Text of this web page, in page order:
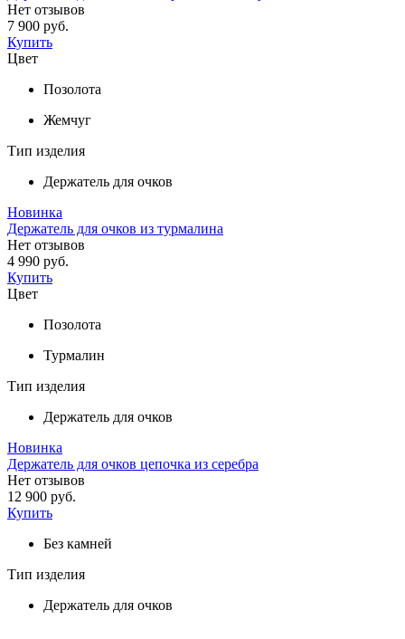
Нет отзывов
7 900 руб.
Купить
Цвет
Позолота
Жемчуг
Тип изделия
Держатель для очков
Новинка
Держатель для очков из турмалина
Нет отзывов
4 990 руб.
Купить
Цвет
Позолота
Турмалин
Тип изделия
Держатель для очков
Новинка
Держатель для очков цепочка из серебра
Нет отзывов
12 900 руб.
Купить
Без камней
Тип изделия
Держатель для очков